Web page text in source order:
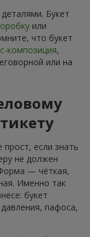
Букет
или
что букет
композиция,
или на
если знать
не должен
— чёткая,
Именно так
букет
пафоса,